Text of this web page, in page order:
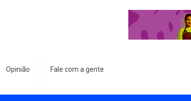
Opinião Fale com a gente